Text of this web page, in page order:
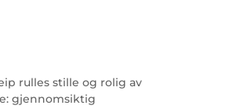
rulles stille og rolig av
gjennomsiktig